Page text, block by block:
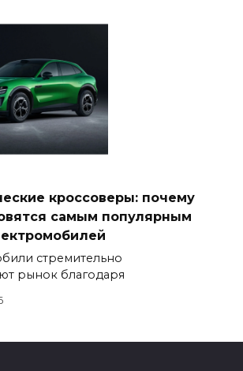
кроссоверы: почему
самым популярным
стремительно
рынок благодаря